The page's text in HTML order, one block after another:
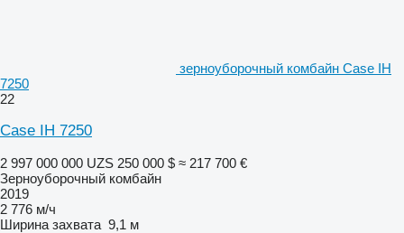
зерноуборочный комбайн Case IH
7250
22
Case IH 7250
2 997 000 000 UZS 250 000 $ ≈ 217 700 €
Зерноуборочный комбайн
2019
2 776 м/ч
Ширина захвата 9,1 м